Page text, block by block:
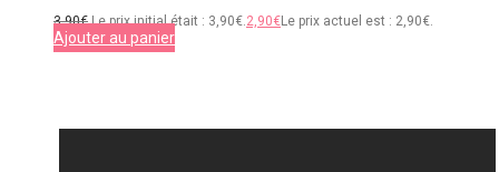
3,90€ Le prix initial était : 3,90€.2,90€Le prix actuel est : 2,90€.
Ajouter au panier